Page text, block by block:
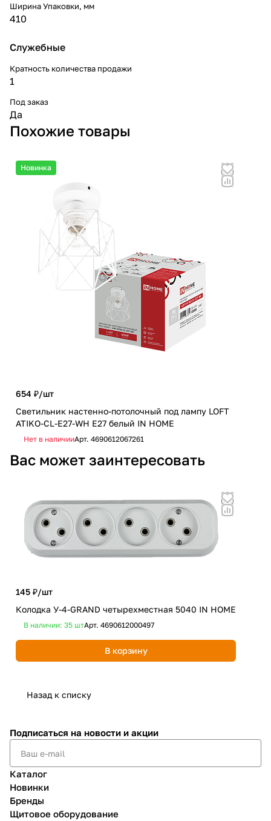
Ширина Упаковки, мм
410
Служебные
Кратность количества продажи
1
Под заказ
Да
Похожие товары
Новинка
654 ₽/шт
Светильник настенно-потолочный под лампу LOFT
ATIKO-CL-E27-WH Е27 белый IN HOME
Нет в наличииАрт. 4690612067261
Вас может заинтересовать
145 ₽/шт
Колодка У-4-GRAND четырехместная 5040 IN HOME
В наличии: 35 штАрт. 4690612000497
В корзину
Назад к списку
Подписаться на новости и акции
Каталог
Новинки
Бренды
Щитовое оборудование